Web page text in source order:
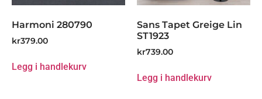
Harmoni 280790
kr379.00
Legg i handlekurv
Sans Tapet Greige Lin
ST1923
kr739.00
Legg i handlekurv